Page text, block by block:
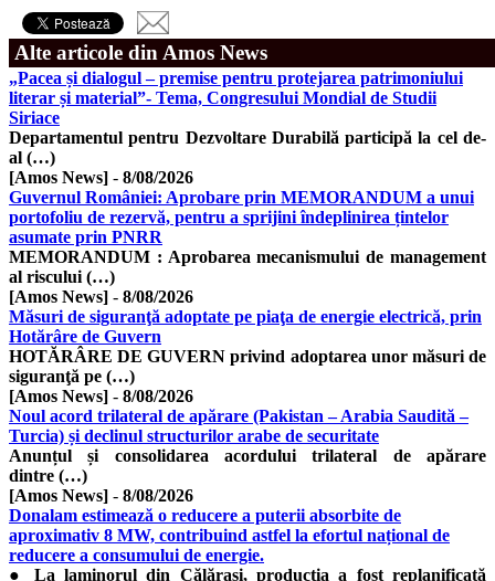
Alte articole din Amos News
„Pacea și dialogul – premise pentru protejarea patrimoniului
literar și material”- Tema, Congresului Mondial de Studii
Siriace
Departamentul pentru Dezvoltare Durabilă participă la cel de-
al (…)
[Amos News] - 8/08/2026
Guvernul României: Aprobare prin MEMORANDUM a unui
portofoliu de rezervă, pentru a sprijini îndeplinirea țintelor
asumate prin PNRR
MEMORANDUM : Aprobarea mecanismului de management
al riscului (…)
[Amos News] - 8/08/2026
Măsuri de siguranţă adoptate pe piaţa de energie electrică, prin
Hotărâre de Guvern
HOTĂRÂRE DE GUVERN privind adoptarea unor măsuri de
siguranţă pe (…)
[Amos News] - 8/08/2026
Noul acord trilateral de apărare (Pakistan – Arabia Saudită –
Turcia) și declinul structurilor arabe de securitate
​Anunțul și consolidarea acordului trilateral de apărare
dintre (…)
[Amos News] - 8/08/2026
Donalam estimează o reducere a puterii absorbite de
aproximativ 8 MW, contribuind astfel la efortul național de
reducere a consumului de energie.
● La laminorul din Călărași, producția a fost replanificată